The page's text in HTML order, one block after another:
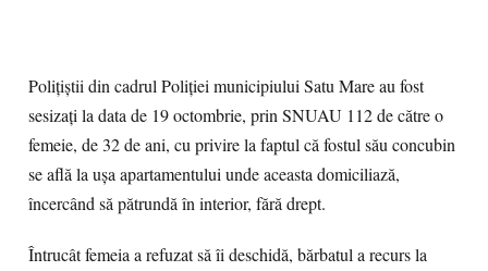
Polițiștii din cadrul Poliției municipiului Satu Mare au fost
sesizați la data de 19 octombrie, prin SNUAU 112 de către o
femeie, de 32 de ani, cu privire la faptul că fostul său concubin
se află la ușa apartamentului unde aceasta domiciliază,
încercând să pătrundă în interior, fără drept.
Întrucât femeia a refuzat să îi deschidă, bărbatul a recurs la